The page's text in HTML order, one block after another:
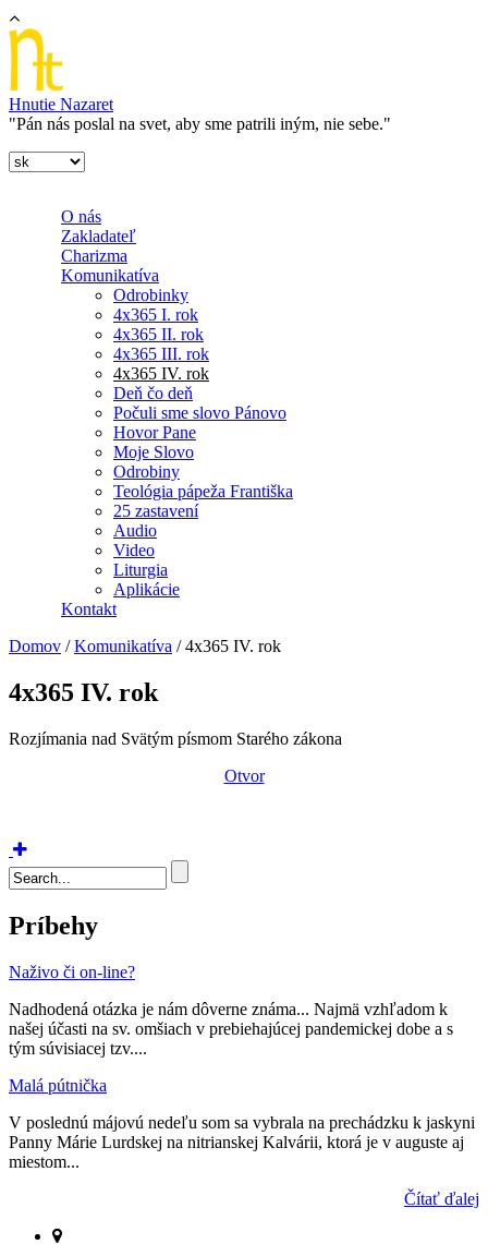
Skočiť na hlavný obsah
Hnutie Nazaret
"Pán nás poslal na svet, aby sme patrili iným, nie sebe."
O nás
Zakladateľ
Charizma
Komunikatíva
Odrobinky
4x365 I. rok
4x365 II. rok
4x365 III. rok
4x365 IV. rok
Deň čo deň
Počuli sme slovo Pánovo
Hovor Pane
Moje Slovo
Odrobiny
Teológia pápeža Františka
25 zastavení
Audio
Video
Liturgia
Aplikácie
Kontakt
Domov /Komunikatíva /4x365 IV. rok
4x365 IV. rok
Rozjímania nad Svätým písmom Starého zákona
Otvor
Vyhľadávanie
Príbehy
Naživo či on-line?
Nadhodená otázka je nám dôverne známa... Najmä vzhľadom k
našej účasti na sv. omšiach v prebiehajúcej pandemickej dobe a s
tým súvisiacej tzv....
Malá pútnička
V poslednú májovú nedeľu som sa vybrala na prechádzku k jaskyni
Panny Márie Lurdskej na nitrianskej Kalvárii, ktorá je v auguste aj
miestom...
Čítať ďalej